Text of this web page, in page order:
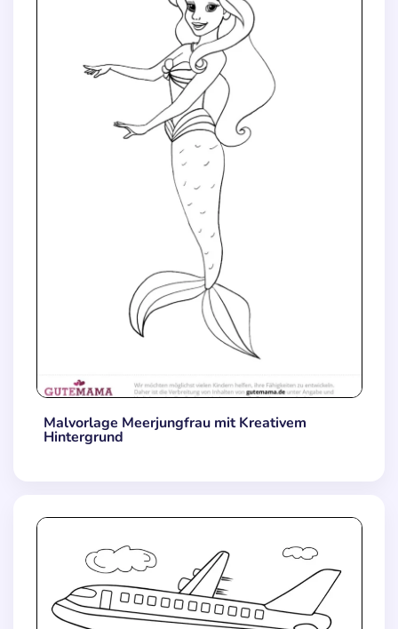
Malvorlage Meerjungfrau mit Kreativem
Hintergrund